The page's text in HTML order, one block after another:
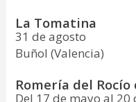
La Tomatina
31 de agosto
Buñol (Valencia)
Romería del
Del 17 de mayo al 20